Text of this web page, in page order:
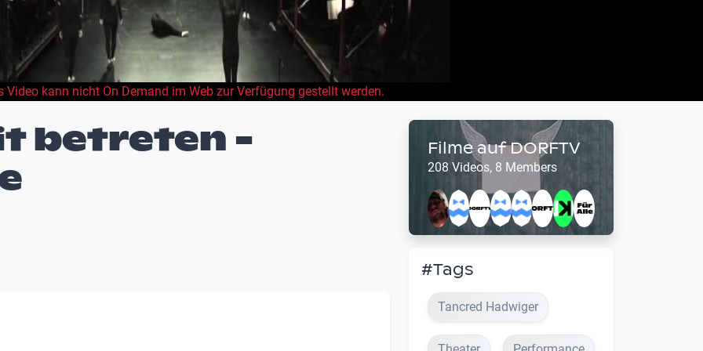
Video kann nicht On Demand im Web zur Verfügung gestellt werden.
betreten -
Filme auf DORFTV
208 Videos, 8 Members
#Tags
Tancred Hadwiger